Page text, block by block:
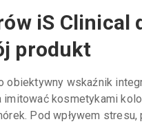
iS Clinical
produkt
obiektywny wskaźnik
kosmetykami
Pod wpływem